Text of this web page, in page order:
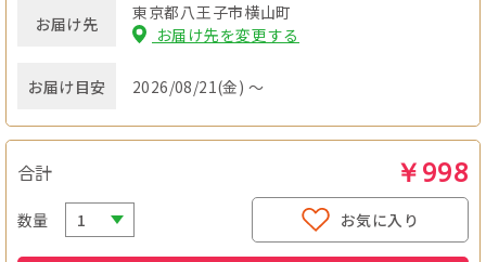
お届け先
東京都八王子市横山町
お届け先を変更する
お届け目安 2026/08/21(金) ～
合計 ￥998
数量 お気に入り